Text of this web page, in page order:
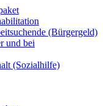
(Bürgergeld)
und bei
(Sozialhilfe)